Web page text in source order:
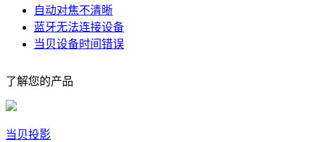
自动对焦不清晰
蓝牙无法连接设备
当贝设备时间错误
了解您的产品
当贝投影